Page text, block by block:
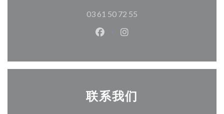
03 61 50 72 55
Facebook ((在新窗口中打开))
Instagram ((在新窗口中
联系我们